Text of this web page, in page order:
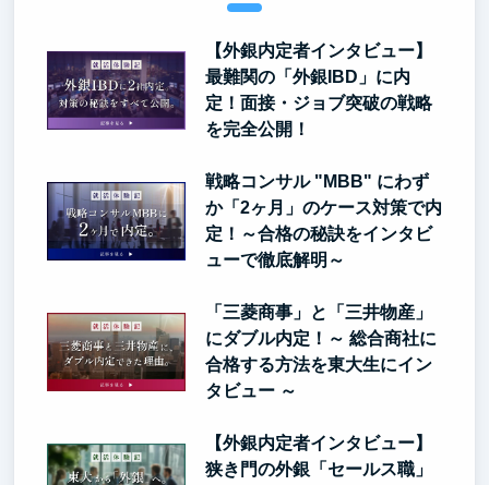
【外銀内定者インタビュー】
最難関の「外銀IBD」に内
定！面接・ジョブ突破の戦略
を完全公開！
戦略コンサル "MBB" にわず
か「2ヶ月」のケース対策で内
定！～合格の秘訣をインタビ
ューで徹底解明～
「三菱商事」と「三井物産」
にダブル内定！～ 総合商社に
合格する方法を東大生にイン
タビュー ～
【外銀内定者インタビュー】
狭き門の外銀「セールス職」